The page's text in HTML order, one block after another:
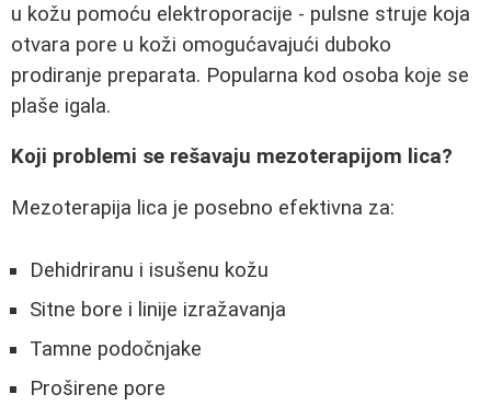
u kožu pomoću elektroporacije - pulsne struje koja
otvara pore u koži omogućavajući duboko
prodiranje preparata. Popularna kod osoba koje se
plaše igala.
Koji problemi se rešavaju mezoterapijom lica?
Mezoterapija lica je posebno efektivna za:
Dehidriranu i isušenu kožu
Sitne bore i linije izražavanja
Tamne podočnjake
Proširene pore